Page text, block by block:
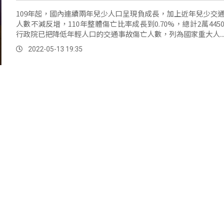
109年起，國內連續兩年兒少人口呈現負成長，加上近年兒少交
人數不減反增，110年整體傷亡比率成長到0.70%，總計2萬
行政院已把降低年輕人口的交通事故傷亡人數，列為國家重大人...
2022-05-13 19:35